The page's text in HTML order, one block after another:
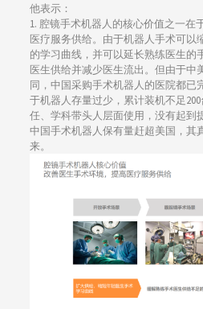
他表示：
1. 腔镜手术机器人的核心价值之一在
医疗服务供给。由于机器人手术可以
的学习曲线，并可以延长熟练医生的
医生供给并减少医生流出。但由于中
同，中国采购手术机器人的医院都已
于机器人存量过少，累计装机不足
任、学科带头人层面使用，没有起到
中国手术机器人保有量赶超美国，其
来。